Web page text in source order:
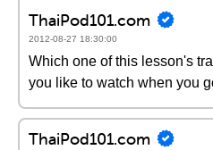
ThaiPod101.com
2012-08-27 18:30:00
Which one of this lesson's
you like to watch when you
ThaiPod101.com